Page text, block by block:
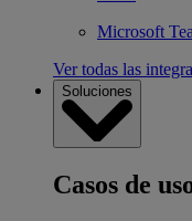
Microsoft
Ver todas las
Soluciones
Casos de